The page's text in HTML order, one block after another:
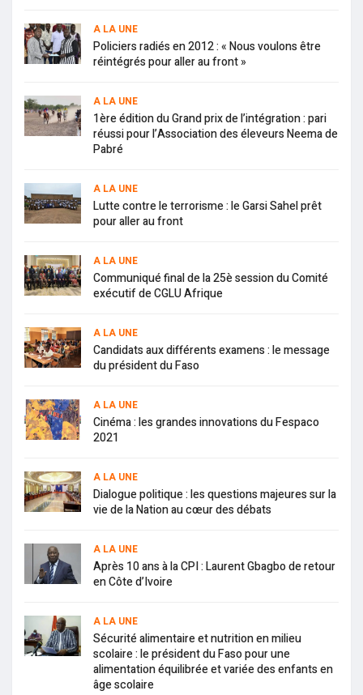
A LA UNE
Policiers radiés en 2012 : « Nous voulons être
réintégrés pour aller au front »
A LA UNE
1ère édition du Grand prix de l’intégration : pari
réussi pour l’Association des éleveurs Neema de
Pabré
A LA UNE
Lutte contre le terrorisme : le Garsi Sahel prêt
pour aller au front
A LA UNE
Communiqué final de la 25è session du Comité
exécutif de CGLU Afrique
A LA UNE
Candidats aux différents examens : le message
du président du Faso
A LA UNE
Cinéma : les grandes innovations du Fespaco
2021
A LA UNE
Dialogue politique : les questions majeures sur la
vie de la Nation au cœur des débats
A LA UNE
Après 10 ans à la CPI : Laurent Gbagbo de retour
en Côte d’Ivoire
A LA UNE
Sécurité alimentaire et nutrition en milieu
scolaire : le président du Faso pour une
alimentation équilibrée et variée des enfants en
âge scolaire